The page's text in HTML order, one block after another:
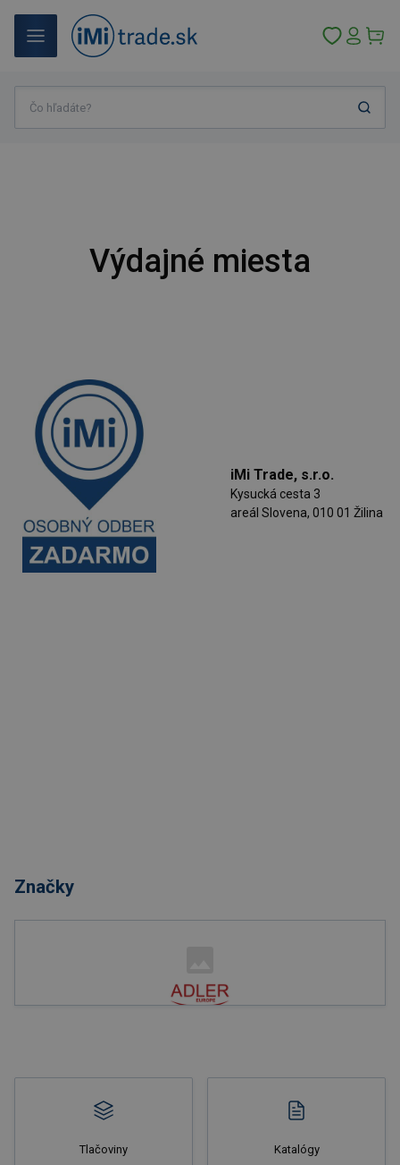
Výdajné miesta
iMi Trade, s.r.o.
Kysucká cesta 3
areál Slovena, 010 01 Žilina
Značky
Tlačoviny Katalógy